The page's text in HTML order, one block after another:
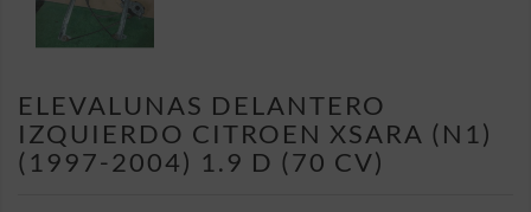
ELEVALUNAS DELANTERO
IZQUIERDO CITROEN XSARA (N1)
(1997-2004) 1.9 D (70 CV)